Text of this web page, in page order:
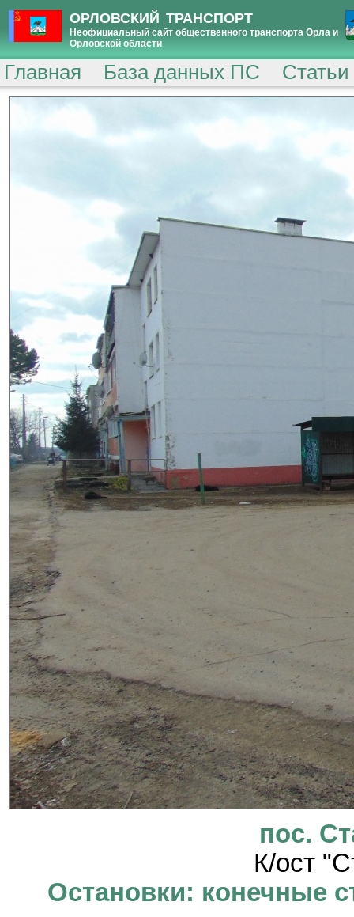
ОРЛОВСКИЙ ТРАНСПОРТ
Неофициальный сайт общественного транспорта Орла и
Орловской области
Главная База данных ПС
пос.
К/ост
Остановки: конечные